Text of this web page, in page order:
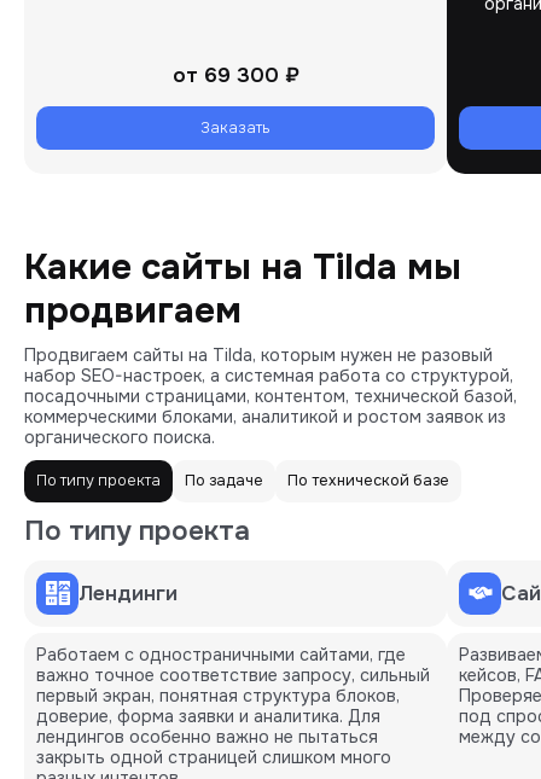
от 69 300 ₽
Заказать
Какие сайты на Tilda мы
продвигаем
Продвигаем сайты на Tilda, которым нужен не разовый
набор SEO-настроек, а системная работа со структурой,
посадочными страницами, контентом, технической базой,
коммерческими блоками, аналитикой и ростом заявок из
органического поиска.
По типу проекта По задаче По технической базе
По типу проекта
Лендинги
Работаем с одностраничными сайтами, где
важно точное соответствие запросу, сильный
первый экран, понятная структура блоков,
доверие, форма заявки и аналитика. Для
лендингов особенно важно не пытаться
закрыть одной страницей слишком много
кейсов,
под
между